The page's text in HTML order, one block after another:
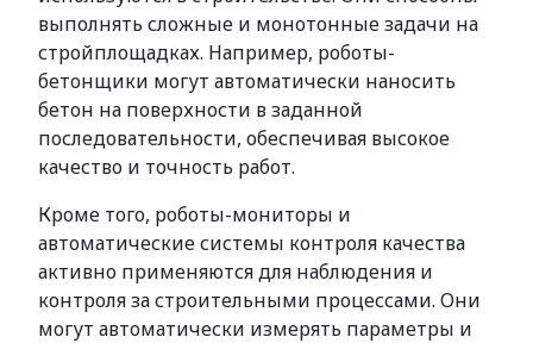
выполнять сложные и монотонные задачи на
стройплощадках. Например, роботы-
бетонщики могут автоматически наносить
бетон на поверхности в заданной
последовательности, обеспечивая высокое
качество и точность работ.
Кроме того, роботы-мониторы и
автоматические системы контроля качества
активно применяются для наблюдения и
контроля за строительными процессами. Они
могут автоматически измерять параметры и